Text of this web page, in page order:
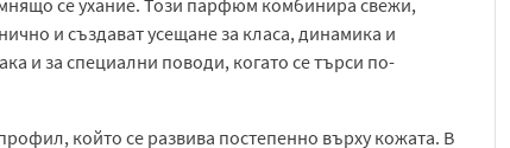
се ухание. Този парфюм комбинира свежи,
и създават усещане за класа, динамика и
и за специални поводи, когато се търси по-
който се развива постепенно върху кожата. В